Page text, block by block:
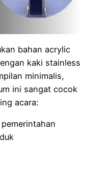
bahan acrylic
kaki stainless
minimalis,
ini sangat cocok
acara: